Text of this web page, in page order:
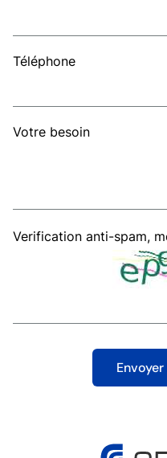
Téléphone
Votre besoin
Verification anti-spam,